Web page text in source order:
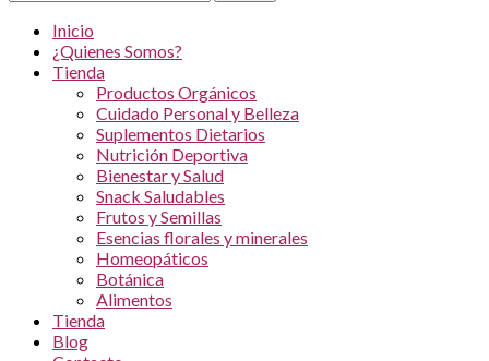
Inicio
¿Quienes Somos?
Tienda
Productos Orgánicos
Cuidado Personal y Belleza
Suplementos Dietarios
Nutrición Deportiva
Bienestar y Salud
Snack Saludables
Frutos y Semillas
Esencias florales y minerales
Homeopáticos
Botánica
Alimentos
Tienda
Blog